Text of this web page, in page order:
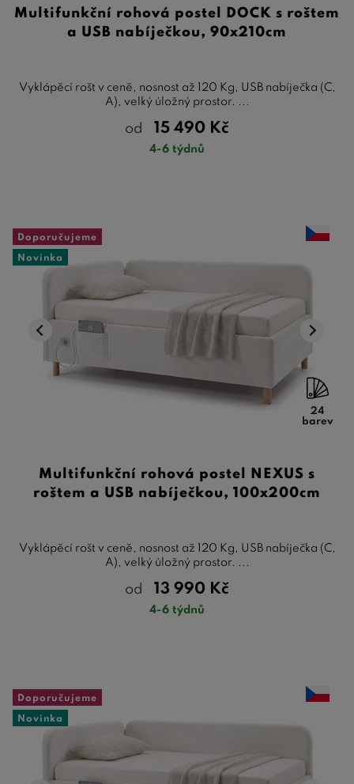
Multifunkční rohová postel DOCK s roštem
a USB nabíječkou, 90x210cm
Vyklápěcí rošt v ceně, nosnost až 120 Kg, USB nabíječka (C,
A), velký úložný prostor. ...
od 15 490 Kč
4-6 týdnů
Doporučujeme
Novinka
24
barev
Multifunkční rohová postel NEXUS s
roštem a USB nabíječkou, 100x200cm
Vyklápěcí rošt v ceně, nosnost až 120 Kg, USB nabíječka (C,
A), velký úložný prostor. ...
od 13 990 Kč
4-6 týdnů
Doporučujeme
Novinka